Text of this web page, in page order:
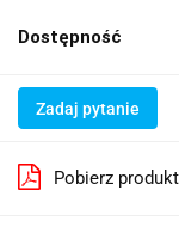
Dostępność
Zadaj pytanie
Pobierz